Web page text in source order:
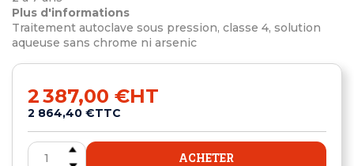
Plus d'informations
Traitement autoclave sous pression, classe 4, solution
aqueuse sans chrome ni arsenic
2 387,00 €HT
2 864,40 €TTC
ACHETER